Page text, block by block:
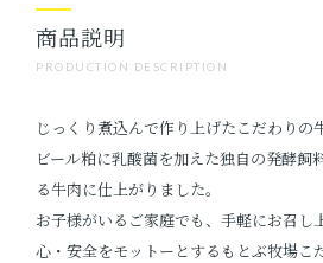
PRODUCTION DESCRIPTION
商品説明
じっくり煮込んで作り上げたこだわりの
ビール粕に乳酸菌を加えた独自の発酵飼
る牛肉に仕上がりました。
お子様がいるご家庭でも、手軽にお召し
心・安全をモットーとするもとぶ牧場こ